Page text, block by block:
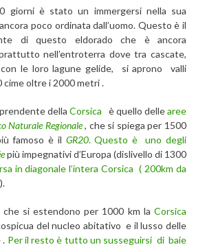
giorni è stato un immergersi nella sua
poco ordinata dall’uomo. Questo è il
di questo eldorado che è ancora
nell’entroterra dove tra cascate,
le loro lagune gelide, si aprono valli
oltre i 2000 metri .
dellaCorsica è quello dellearee
Naturale Regionale, che si spiega per 1500
famoso è il GR20. Questo è uno degli
più impegnativi d’Europa (dislivello di 1300
in diagonale l’intera Corsica ( 200km da
).
si estendono per 1000 km la Corsica
del nucleo abitativo e il lusso delle
. Per il resto è tutto un susseguirsi di baie